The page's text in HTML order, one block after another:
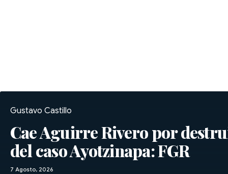
Gustavo Castillo
Cae Aguirre Rivero por
del caso Ayotzinapa: FGR
7 Agosto, 2026